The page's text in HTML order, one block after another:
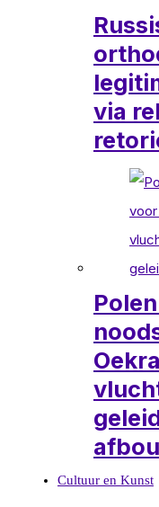
via
Cultuur en Kunst